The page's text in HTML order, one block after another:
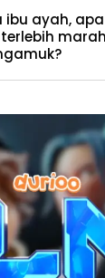
ibu ayah,